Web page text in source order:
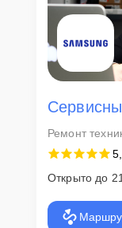
Ремонт
Открыто до